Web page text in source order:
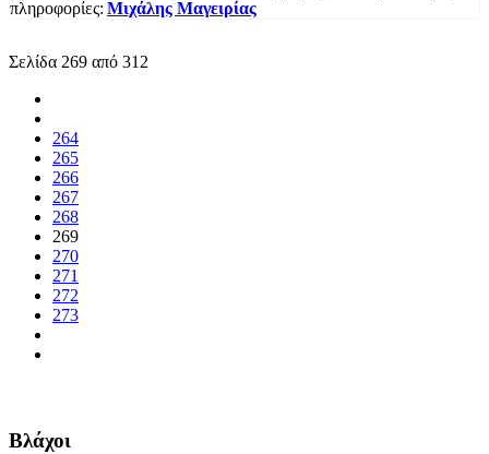
πληροφορίες: Μιχάλης Μαγειρίας
Σελίδα 269 από 312
264
265
266
267
268
269
270
271
272
273
Βλάχοι